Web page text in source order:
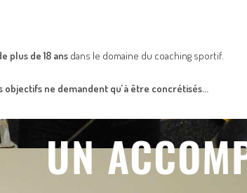
plus de 18 ans dans le domaine du coaching sportif.
objectifs ne demandent qu’à être concrétisés…
UN